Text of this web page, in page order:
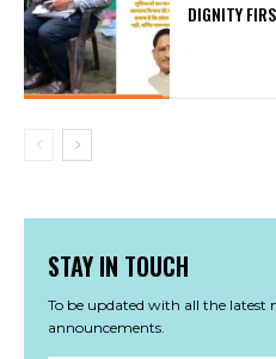
DIGNITY
STAY IN TOUCH
To be updated with all the latest
announcements.